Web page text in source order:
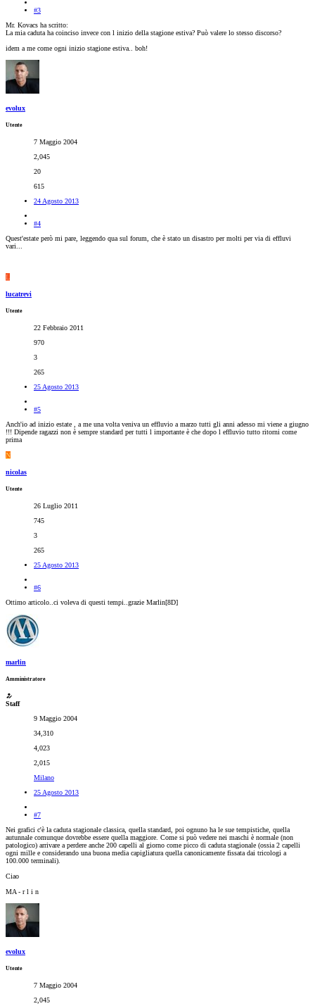
#3
Mr. Kovacs ha scritto:
La mia caduta ha coinciso invece con l inizio della stagione estiva? Può valere lo stesso discorso?
idem a me come ogni inizio stagione estiva.. boh!
evolux
Utente
7 Maggio 2004
2,045
20
615
24 Agosto 2013
#4
Quest'estate però mi pare, leggendo qua sul forum, che è stato un disastro per molti per via di effluvi
vari...
L
lucatrevi
Utente
22 Febbraio 2011
970
3
265
25 Agosto 2013
#5
Anch'io ad inizio estate , a me una volta veniva un effluvio a marzo tutti gli anni adesso mi viene a giugno
!!! Dipende ragazzi non è sempre standard per tutti l importante è che dopo l effluvio tutto ritorni come
prima
N
nicolas
Utente
26 Luglio 2011
745
3
265
25 Agosto 2013
#6
Ottimo articolo..ci voleva di questi tempi..grazie Marlin[8D]
marlin
Amministratore
Staff
9 Maggio 2004
34,310
4,023
2,015
Milano
25 Agosto 2013
#7
Nei grafici c'è la caduta stagionale classica, quella standard, poi ognuno ha le sue tempistiche, quella
autunnale comunque dovrebbe essere quella maggiore. Come si può vedere nei maschi è normale (non
patologico) arrivare a perdere anche 200 capelli al giorno come picco di caduta stagionale (ossia 2 capelli
ogni mille e considerando una buona media capigliatura quella canonicamente fissata dai tricologi a
100.000 terminali).
Ciao
MA - r l i n
evolux
Utente
7 Maggio 2004
2,045